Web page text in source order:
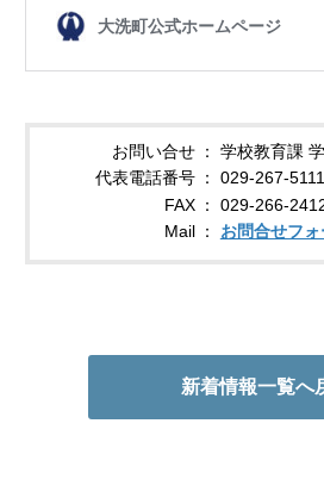
お問い合せ
学校教育課
代表電話番号
029-267-5111
FAX
029-266-
Mail
お問合せフォ
新着情報一覧へ